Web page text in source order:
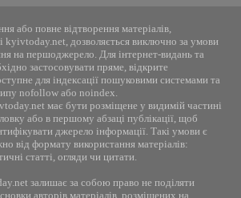
або повне відтворення матеріалів,
kyivtoday.net, дозволяється виключно за умови
на першоджерело. Для інтернет-видань та
застосовувати пряме, відкрите
для індексації пошуковими системами та
nofollow або noindex.
має бути розміщене у видимій частині
або в першому абзаці публікації, щоб
джерело інформації. Такі умови є
від формату використання матеріалів:
статті, огляди чи цитати.
залишає за собою право не поділяти
авторів матеріалів, розміщених на